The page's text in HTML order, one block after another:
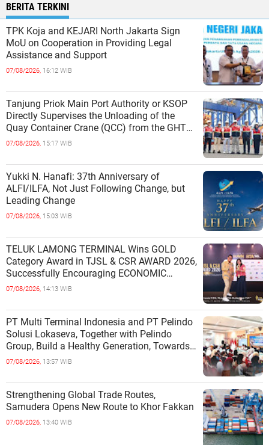
BERITA TERKINI
TPK Koja and KEJARI North Jakarta Sign
MoU on Cooperation in Providing Legal
Assistance and Support
07/08/2026, 16:12 WIB
Tanjung Priok Main Port Authority or KSOP
Directly Supervises the Unloading of the
Quay Container Crane (QCC) from the GHT
Marimas Ship at the North J
07/08/2026, 15:17 WIB
Yukki N. Hanafi: 37th Anniversary of
ALFI/ILFA, Not Just Following Change, but
Leading Change
07/08/2026, 15:03 WIB
TELUK LAMONG TERMINAL Wins GOLD
Category Award in TJSL & CSR AWARD 2026,
Successfully Encouraging ECONOMIC
INDEPENDENCE OF COASTAL
07/08/2026, 14:13 WIB
PT Multi Terminal Indonesia and PT Pelindo
Solusi Lokaseva, Together with Pelindo
Group, Build a Healthy Generation, Towards
a Golden Indonesia
07/08/2026, 13:57 WIB
Strengthening Global Trade Routes,
Samudera Opens New Route to Khor Fakkan
07/08/2026, 13:40 WIB